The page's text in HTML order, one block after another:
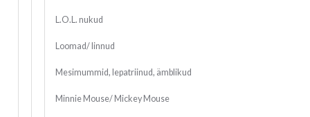
L.O.L. nukud
Loomad/ linnud
Mesimummid, lepatriinud, ämblikud
Minnie Mouse/ Mickey Mouse